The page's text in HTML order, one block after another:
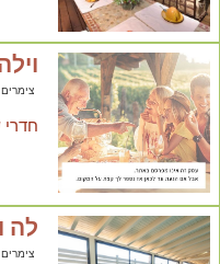
צימרים
חדרי שינה
לה
צימרים